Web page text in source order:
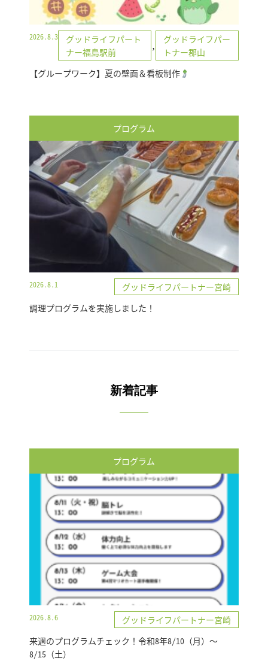
2026.8.3
グッドライフパート
ナー福島駅前
,
グッドライフパー
トナー郡山
【グループワーク】夏の壁面＆看板制作
プログラム
2026.8.1
グッドライフパートナー宮崎
調理プログラムを実施しました！
新着記事
プログラム
2026.8.6
グッドライフパートナー宮崎
来週のプログラムチェック！令和8年8/10（月）～
8/15（土）